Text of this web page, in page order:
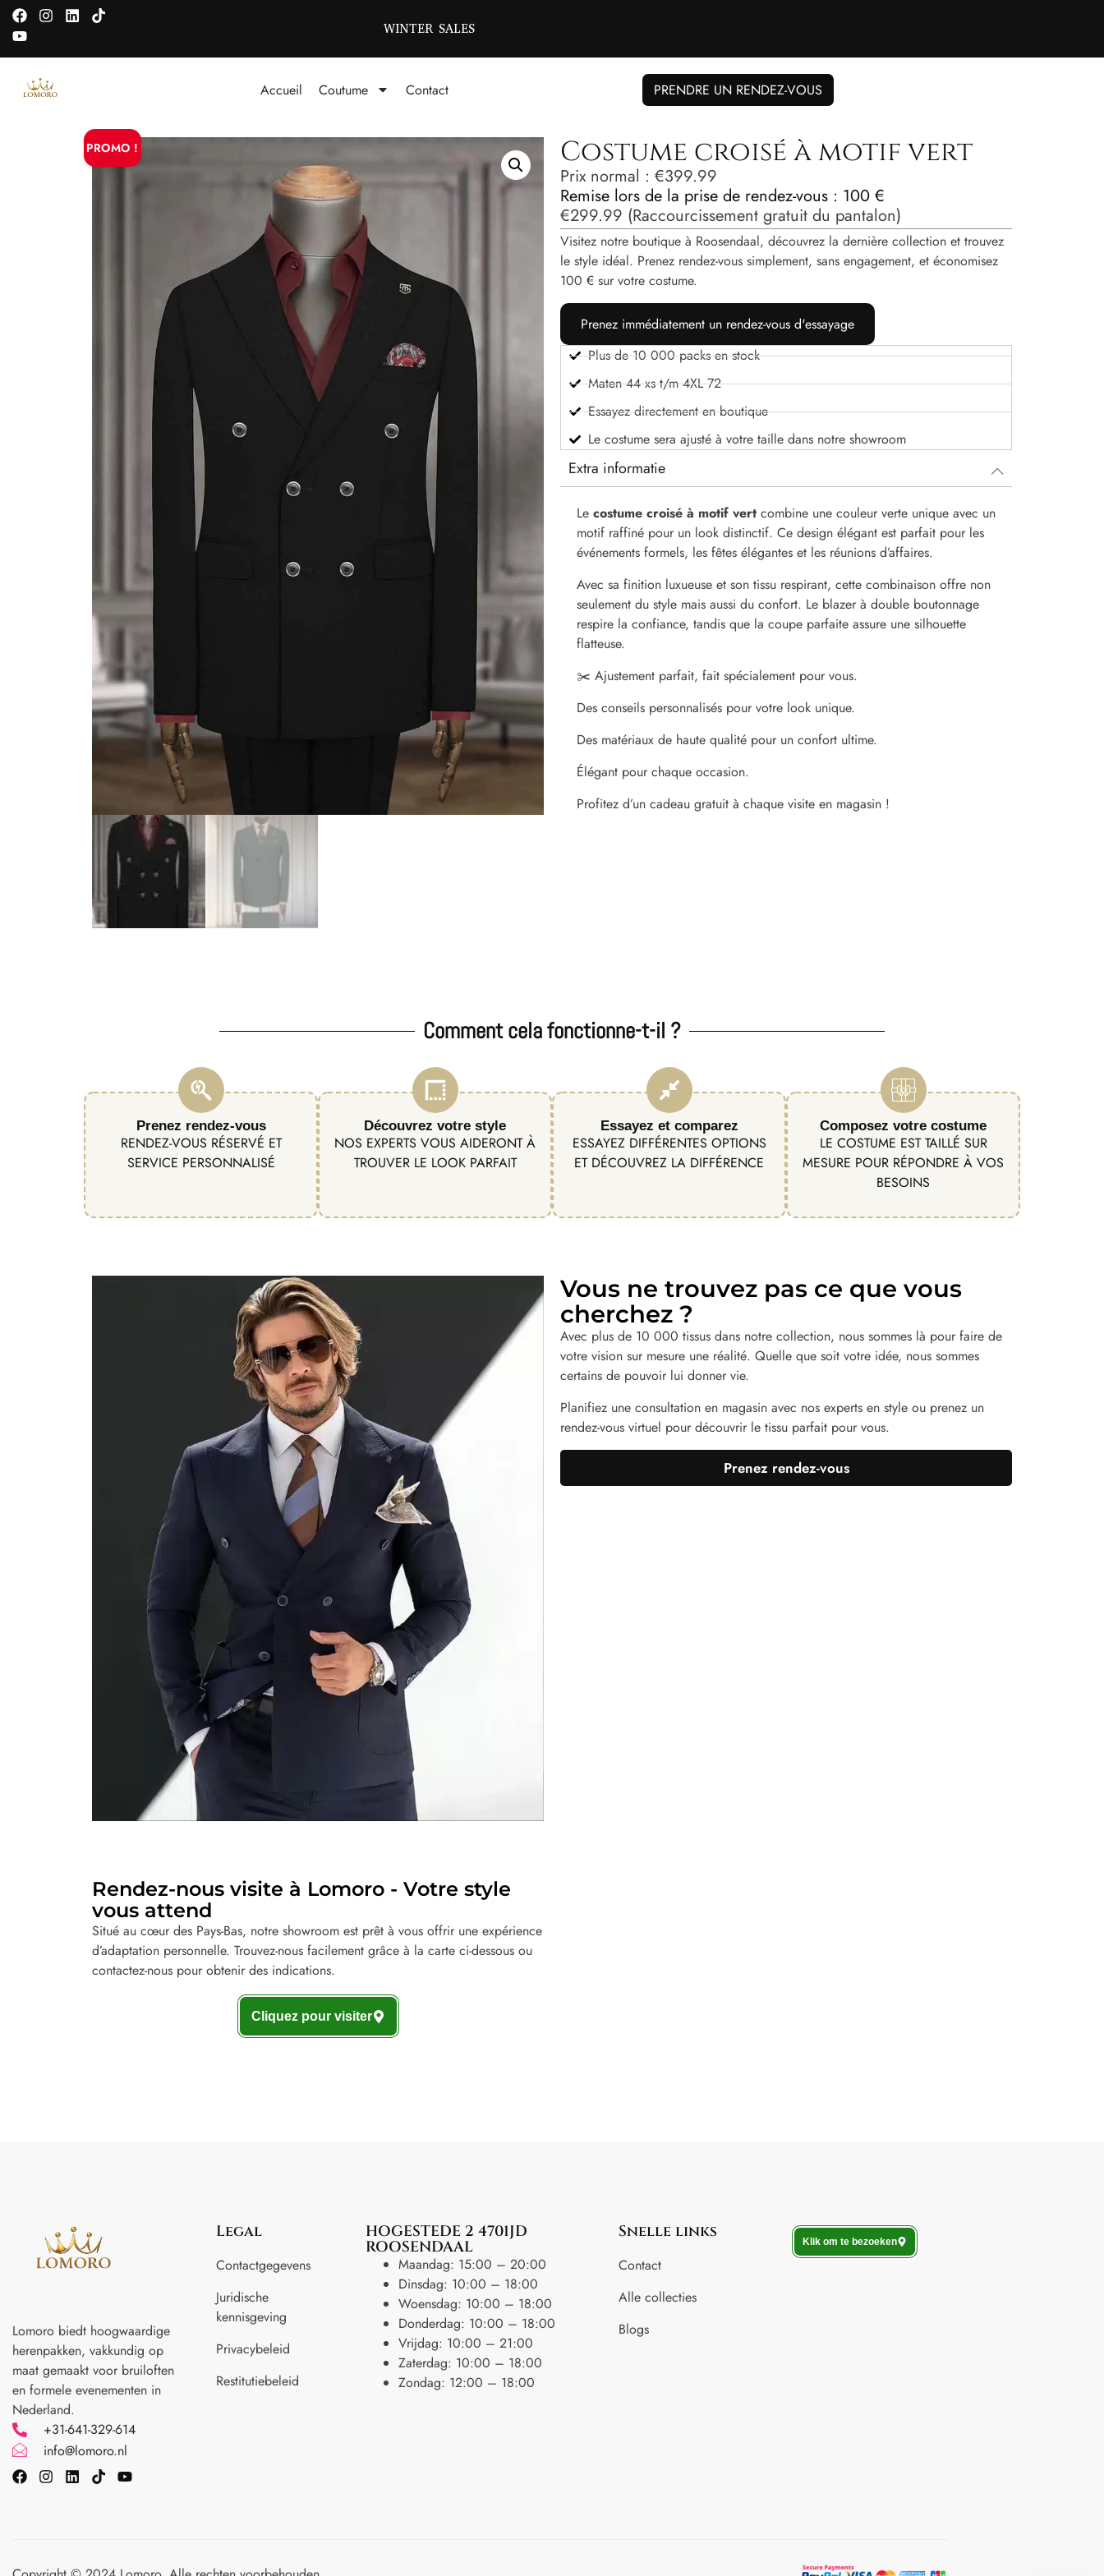
WINTER SALES
Accueil Coutume Contact PRENDRE UN RENDEZ-VOUS
PROMO ! Costume croisé à motif vert
Prix ​​normal : €399.99
Remise lors de la prise de rendez-vous : 100 €
€299.99 (Raccourcissement gratuit du pantalon)
Visitez notre boutique à Roosendaal, découvrez la dernière collection et trouvez
le style idéal. Prenez rendez-vous simplement, sans engagement, et économisez
100 € sur votre costume.
Prenez immédiatement un rendez-vous d'essayage
Plus de 10 000 packs en stock
Maten 44 xs t/m 4XL 72
Essayez directement en boutique
Le costume sera ajusté à votre taille dans notre showroom
Extra informatie
Le costume croisé à motif vert combine une couleur verte unique avec un
motif raffiné pour un look distinctif. Ce design élégant est parfait pour les
événements formels, les fêtes élégantes et les réunions d’affaires.
Avec sa finition luxueuse et son tissu respirant, cette combinaison offre non
seulement du style mais aussi du confort. Le blazer à double boutonnage
respire la confiance, tandis que la coupe parfaite assure une silhouette
flatteuse.
✂️ Ajustement parfait, fait spécialement pour vous.
Des conseils personnalisés pour votre look unique.
Des matériaux de haute qualité pour un confort ultime.
Élégant pour chaque occasion.
Profitez d’un cadeau gratuit à chaque visite en magasin !
Comment cela fonctionne-t-il ?
Prenez rendez-vous
RENDEZ-VOUS RÉSERVÉ ET
SERVICE PERSONNALISÉ
Découvrez votre style
NOS EXPERTS VOUS AIDERONT À
TROUVER LE LOOK PARFAIT
Essayez et comparez
ESSAYEZ DIFFÉRENTES OPTIONS
ET DÉCOUVREZ LA DIFFÉRENCE
Composez votre costume
LE COSTUME EST TAILLÉ SUR
MESURE POUR RÉPONDRE À VOS
BESOINS
Vous ne trouvez pas ce que vous
cherchez ?
Avec plus de 10 000 tissus dans notre collection, nous sommes là pour faire de
votre vision sur mesure une réalité. Quelle que soit votre idée, nous sommes
certains de pouvoir lui donner vie.
Planifiez une consultation en magasin avec nos experts en style ou prenez un
rendez-vous virtuel pour découvrir le tissu parfait pour vous.
Prenez rendez-vous
Rendez-nous visite à Lomoro - Votre style
vous attend
Situé au cœur des Pays-Bas, notre showroom est prêt à vous offrir une expérience
d’adaptation personnelle. Trouvez-nous facilement grâce à la carte ci-dessous ou
contactez-nous pour obtenir des indications.
Cliquez pour visiter
Lomoro biedt hoogwaardige
herenpakken, vakkundig op
maat gemaakt voor bruiloften
en formele evenementen in
Nederland.
+31-641-329-614
info@lomoro.nl
Legal
Contactgegevens
Juridische
kennisgeving
Privacybeleid
Restitutiebeleid
HOGESTEDE 2 4701JD
ROOSENDAAL
Maandag: 15:00 – 20:00
Dinsdag: 10:00 – 18:00
Woensdag: 10:00 – 18:00
Donderdag: 10:00 – 18:00
Vrijdag: 10:00 – 21:00
Zaterdag: 10:00 – 18:00
Zondag: 12:00 – 18:00
Snelle links
Contact
Alle collecties
Blogs
Klik om te bezoeken